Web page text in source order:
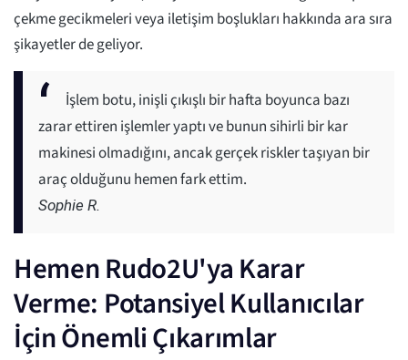
çekme gecikmeleri veya iletişim boşlukları hakkında ara sıra
şikayetler de geliyor.
İşlem botu, inişli çıkışlı bir hafta boyunca bazı
zarar ettiren işlemler yaptı ve bunun sihirli bir kar
makinesi olmadığını, ancak gerçek riskler taşıyan bir
araç olduğunu hemen fark ettim.
Sophie R.
Hemen Rudo2U'ya Karar
Verme: Potansiyel Kullanıcılar
İçin Önemli Çıkarımlar